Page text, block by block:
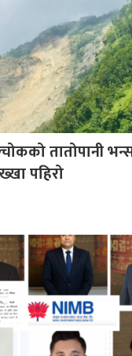
तातोपानी
पहिरो